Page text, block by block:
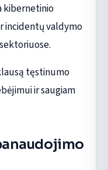
kibernetinio
incidentų valdymo
tęstinumo
ir saugiam